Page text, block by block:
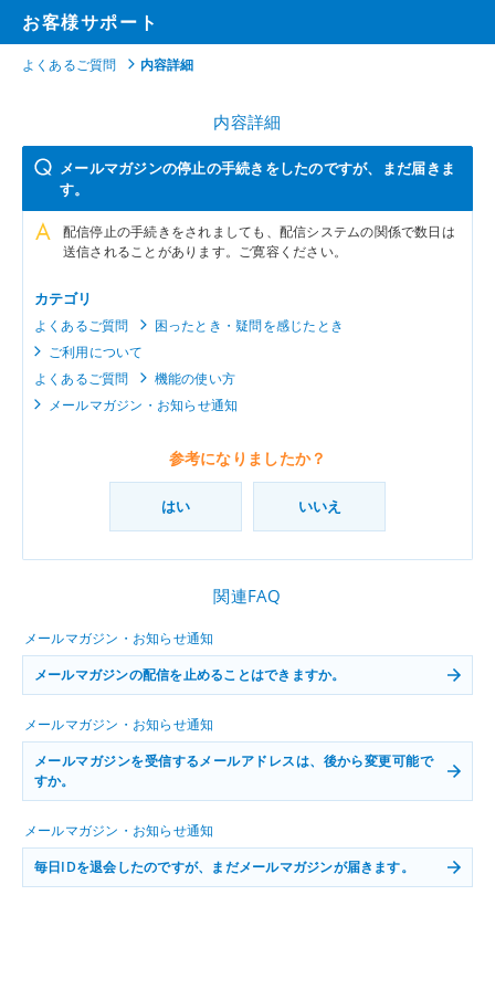
お客様サポート
よくあるご質問 内容詳細
内容詳細
メールマガジンの停止の手続きをしたのですが、まだ届きま
す。
配信停止の手続きをされましても、配信システムの関係で数日は
送信されることがあります。ご寛容ください。
カテゴリ
よくあるご質問
困ったとき・疑問を感じたとき
ご利用について
よくあるご質問
機能の使い方
メールマガジン・お知らせ通知
参考になりましたか？
はい いいえ
関連FAQ
メールマガジン・お知らせ通知
メールマガジンの配信を止めることはできますか。
メールマガジン・お知らせ通知
メールマガジンを受信するメールアドレスは、後から変更可能で
すか。
メールマガジン・お知らせ通知
毎日IDを退会したのですが、まだメールマガジンが届きます。